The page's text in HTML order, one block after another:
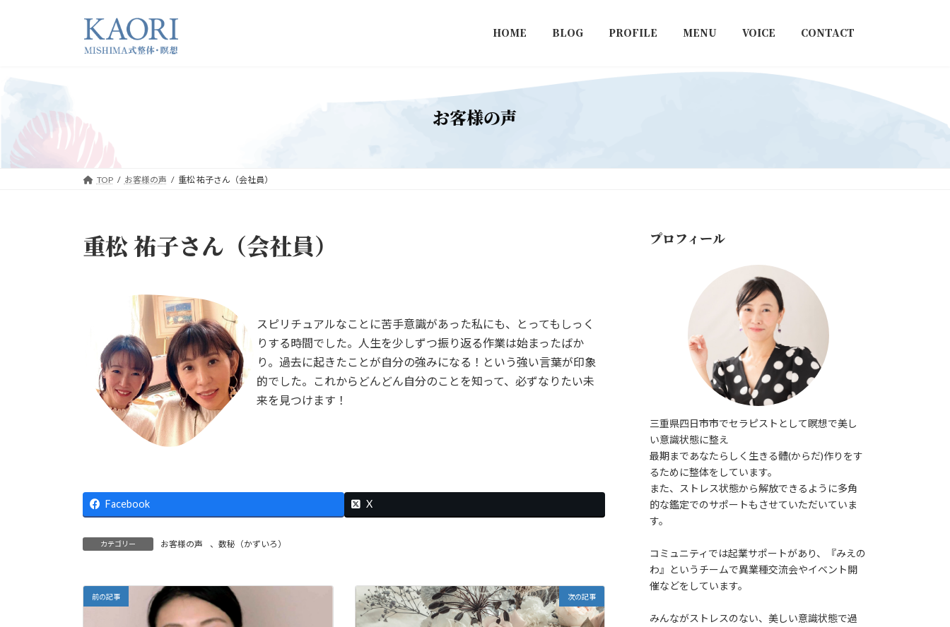
HOME BLOG PROFILE MENU VOICE CONTACT
お客様の声
TOP お客様の声 重松 祐子さん（会社員）
重松 祐子さん（会社員）
スピリチュアルなことに苦手意識があった私にも、とってもしっく
りする時間でした。人生を少しずつ振り返る作業は始まったばか
り。過去に起きたことが自分の強みになる！という強い言葉が印象
的でした。これからどんどん自分のことを知って、必ずなりたい未
来を見つけます！
Facebook X
カテゴリー お客様の声 、 数秘（かずいろ）
前の記事 次の記事
プロフィール
三重県四日市市でセラピストとして瞑想で美し
い意識状態に整え
最期まであなたらしく生きる體(からだ)作りをす
るために整体をしています。
また、ストレス状態から解放できるように多角
的な鑑定でのサポートもさせていただいていま
す。
コミュニティでは起業サポートがあり、『みえの
わ』というチームで異業種交流会やイベント開
催などをしています。
みんながストレスのない、美しい意識状態で過